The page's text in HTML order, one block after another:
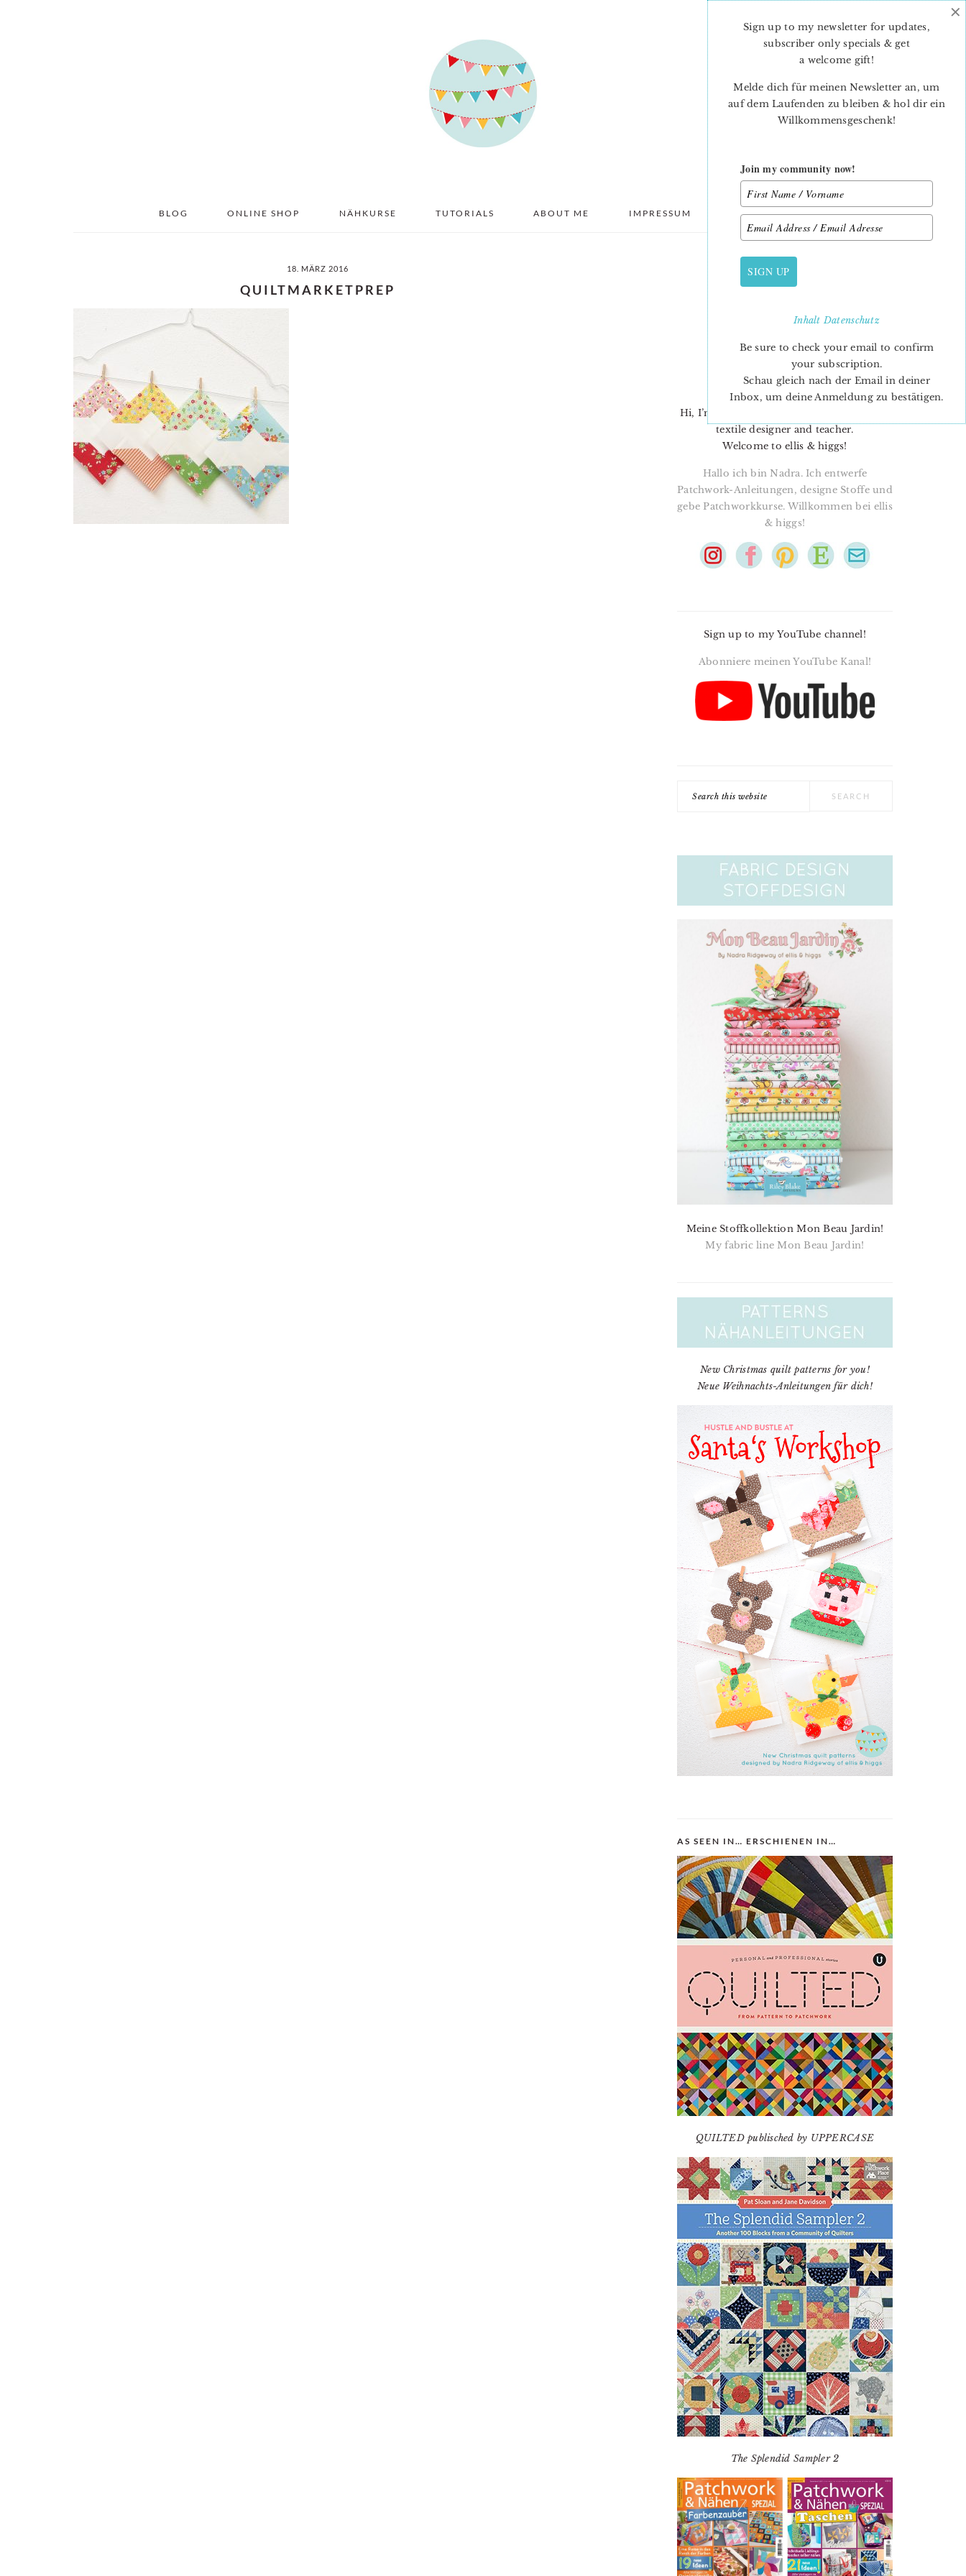
BLOG ONLINE SHOP NÄHKURSE TUTORIALS ABOUT ME IMPRESSUM DATENSCHUTZ
18. MÄRZ 2016
QUILTMARKETPREP
PRIMARY
SIDEBAR
Hi, I’m Nadra. I’m a quilt pattern designer,
textile designer and teacher.
Welcome to ellis & higgs!
Hallo ich bin Nadra. Ich entwerfe
Patchwork-Anleitungen, designe Stoffe und
gebe Patchworkkurse. Willkommen bei ellis
& higgs!
Sign up to my YouTube channel!
Abonniere meinen YouTube Kanal!
Meine Stoffkollektion Mon Beau Jardin!
My fabric line Mon Beau Jardin!
New Christmas quilt patterns for you!
Neue Weihnachts-Anleitungen für dich!
AS SEEN IN… ERSCHIENEN IN…
QUILTED publisched by UPPERCASE
The Splendid Sampler 2
Sign up to my newsletter for updates,
subscriber only specials & get
a welcome gift!
Melde dich für meinen Newsletter an, um
auf dem Laufenden zu bleiben & hol dir ein
Willkommensgeschenk!
Join my community now!
SIGN UP
InhaltDatenschutz
Be sure to check your email to confirm
your subscription.
Schau gleich nach der Email in deiner
Inbox, um deine Anmeldung zu bestätigen.
×